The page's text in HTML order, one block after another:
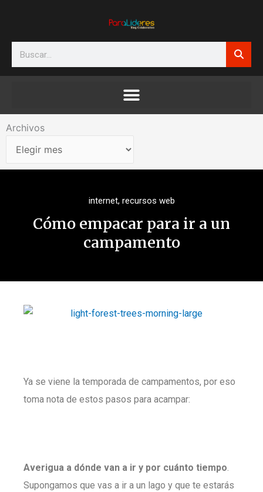
Search
Archivos
Archivos
internet, recursos web
Cómo empacar para ir a un
campamento
Ya se viene la temporada de campamentos, por eso
toma nota de estos pasos para acampar:
Averigua a dónde van a ir y por cuánto tiempo.
Supongamos que vas a ir a un lago y que te estarás